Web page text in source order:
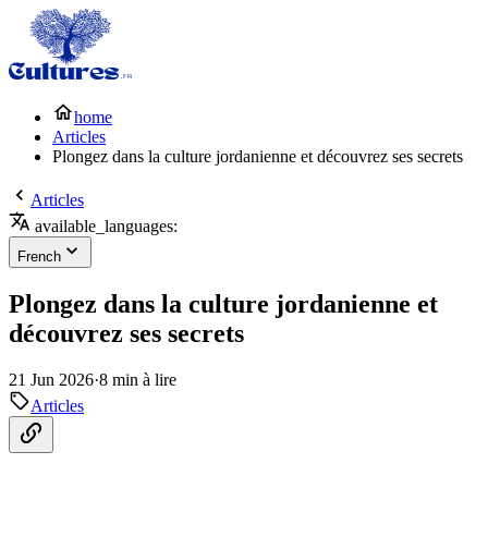
home
Articles
Plongez dans la culture jordanienne et découvrez ses secrets
Articles
available_languages:
French
Plongez dans la culture jordanienne et
découvrez ses secrets
21 Jun 2026·8 min à lire
Articles